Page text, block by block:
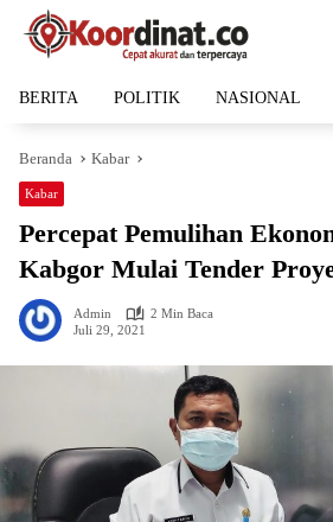
Langsung
BERITA POLITIK NASIONAL
Beranda Kabar
Kabar
Percepat Pemulihan
Kabgor Mulai Tender
Admin
2 Min Baca
Juli 29, 2021